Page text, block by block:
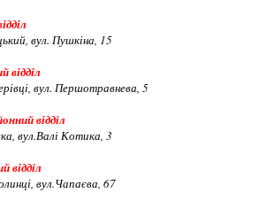
вул. Пушкіна, 15
відділ
вул. Першотравнева, 5
відділ
вул.Валі Котика, 3
відділ
вул.Чапаєва, 67